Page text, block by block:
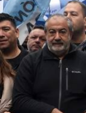
Clima
Mundial 2026
Eventos Corporativos
El Cronista Studio
Mediakit